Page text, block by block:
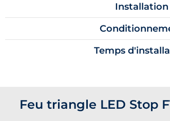
Installation
Temps
Feu triangle LED Stop